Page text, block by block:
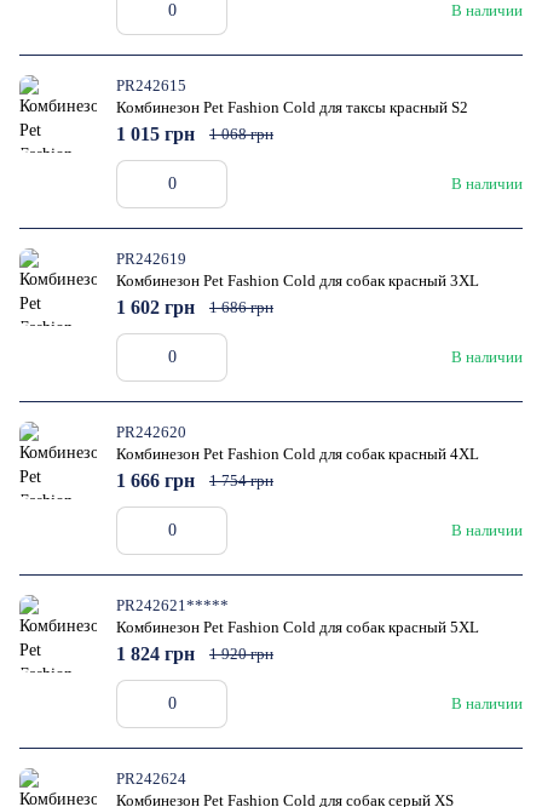
В наличии
PR242615
Комбинезон Pet Fashion Cold для таксы красный S2
В наличии
1 015 грн 1 068 грн
PR242619
Комбинезон Pet Fashion Cold для собак красный 3XL
В наличии
1 602 грн 1 686 грн
PR242620
Комбинезон Pet Fashion Cold для собак красный 4XL
В наличии
1 666 грн 1 754 грн
PR242621*****
Комбинезон Pet Fashion Cold для собак красный 5XL
В наличии
1 824 грн 1 920 грн
PR242624
Комбинезон Pet Fashion Cold для собак серый XS